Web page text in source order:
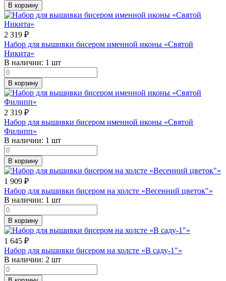
В корзину
2 319 ₽
Набор для вышивки бисером именной иконы «Святой
Никита»
В наличии: 1 шт
В корзину
2 319 ₽
Набор для вышивки бисером именной иконы «Святой
Филипп»
В наличии: 1 шт
В корзину
1 909 ₽
Набор для вышивки бисером на холсте «Весенний цветок"»
В наличии: 1 шт
В корзину
1 645 ₽
Набор для вышивки бисером на холсте «В саду-1"»
В наличии: 2 шт